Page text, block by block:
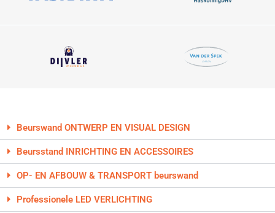
Beurswand ONTWERP EN VISUAL DESIGN
Beursstand INRICHTING EN ACCESSOIRES
OP- EN AFBOUW & TRANSPORT beurswand
Professionele LED VERLICHTING